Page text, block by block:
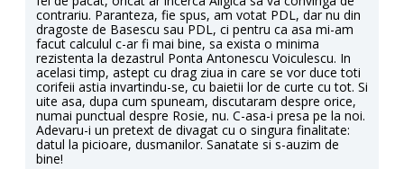
contrariu. Paranteza, fie spus, am votat PDL, dar nu din
dragoste de Basescu sau PDL, ci pentru ca asa mi-am
facut calculul c-ar fi mai bine, sa exista o minima
rezistenta la dezastrul Ponta Antonescu Voiculescu. In
acelasi timp, astept cu drag ziua in care se vor duce toti
corifeii astia invartindu-se, cu baietii lor de curte cu tot. Si
uite asa, dupa cum spuneam, discutaram despre orice,
numai punctual despre Rosie, nu. C-asa-i presa pe la noi.
Adevaru-i un pretext de divagat cu o singura finalitate:
datul la picioare, dusmanilor. Sanatate si s-auzim de
bine!